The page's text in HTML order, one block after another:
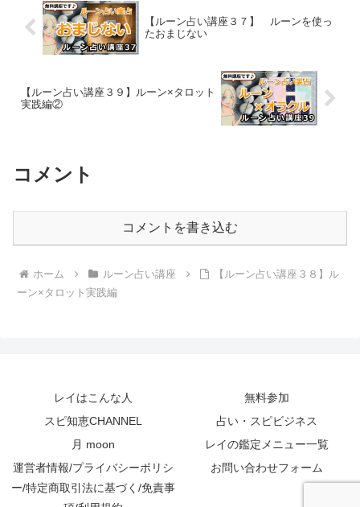
【ルーン占い講座３７】 ルーンを使っ
たおまじない
【ルーン占い講座３９】ルーン×タロット
実践編②
コメント
コメントを書き込む
ホーム ルーン占い講座
【ルーン占い講座３８】ル
ーン×タロット実践編
レイはこんな人
無料参加
スピ知恵CHANNEL
占い・スピビジネス
月 moon
レイの鑑定メニュー一覧
運営者情報/プライバシーポリシ
ー/特定商取引法に基づく/免責事
お問い合わせフォーム